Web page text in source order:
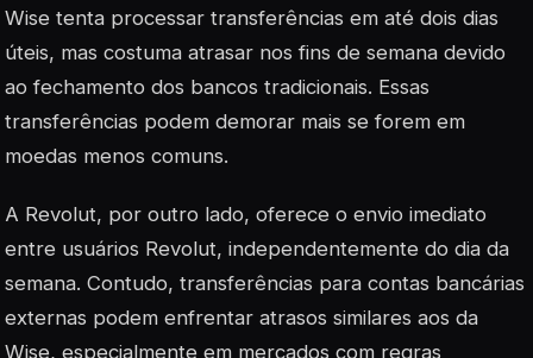
Wise tenta processar transferências em até dois dias
úteis, mas costuma atrasar nos fins de semana devido
ao fechamento dos bancos tradicionais. Essas
transferências podem demorar mais se forem em
moedas menos comuns.
A Revolut, por outro lado, oferece o envio imediato
entre usuários Revolut, independentemente do dia da
semana. Contudo, transferências para contas bancárias
externas podem enfrentar atrasos similares aos da
Wise, especialmente em mercados com regras